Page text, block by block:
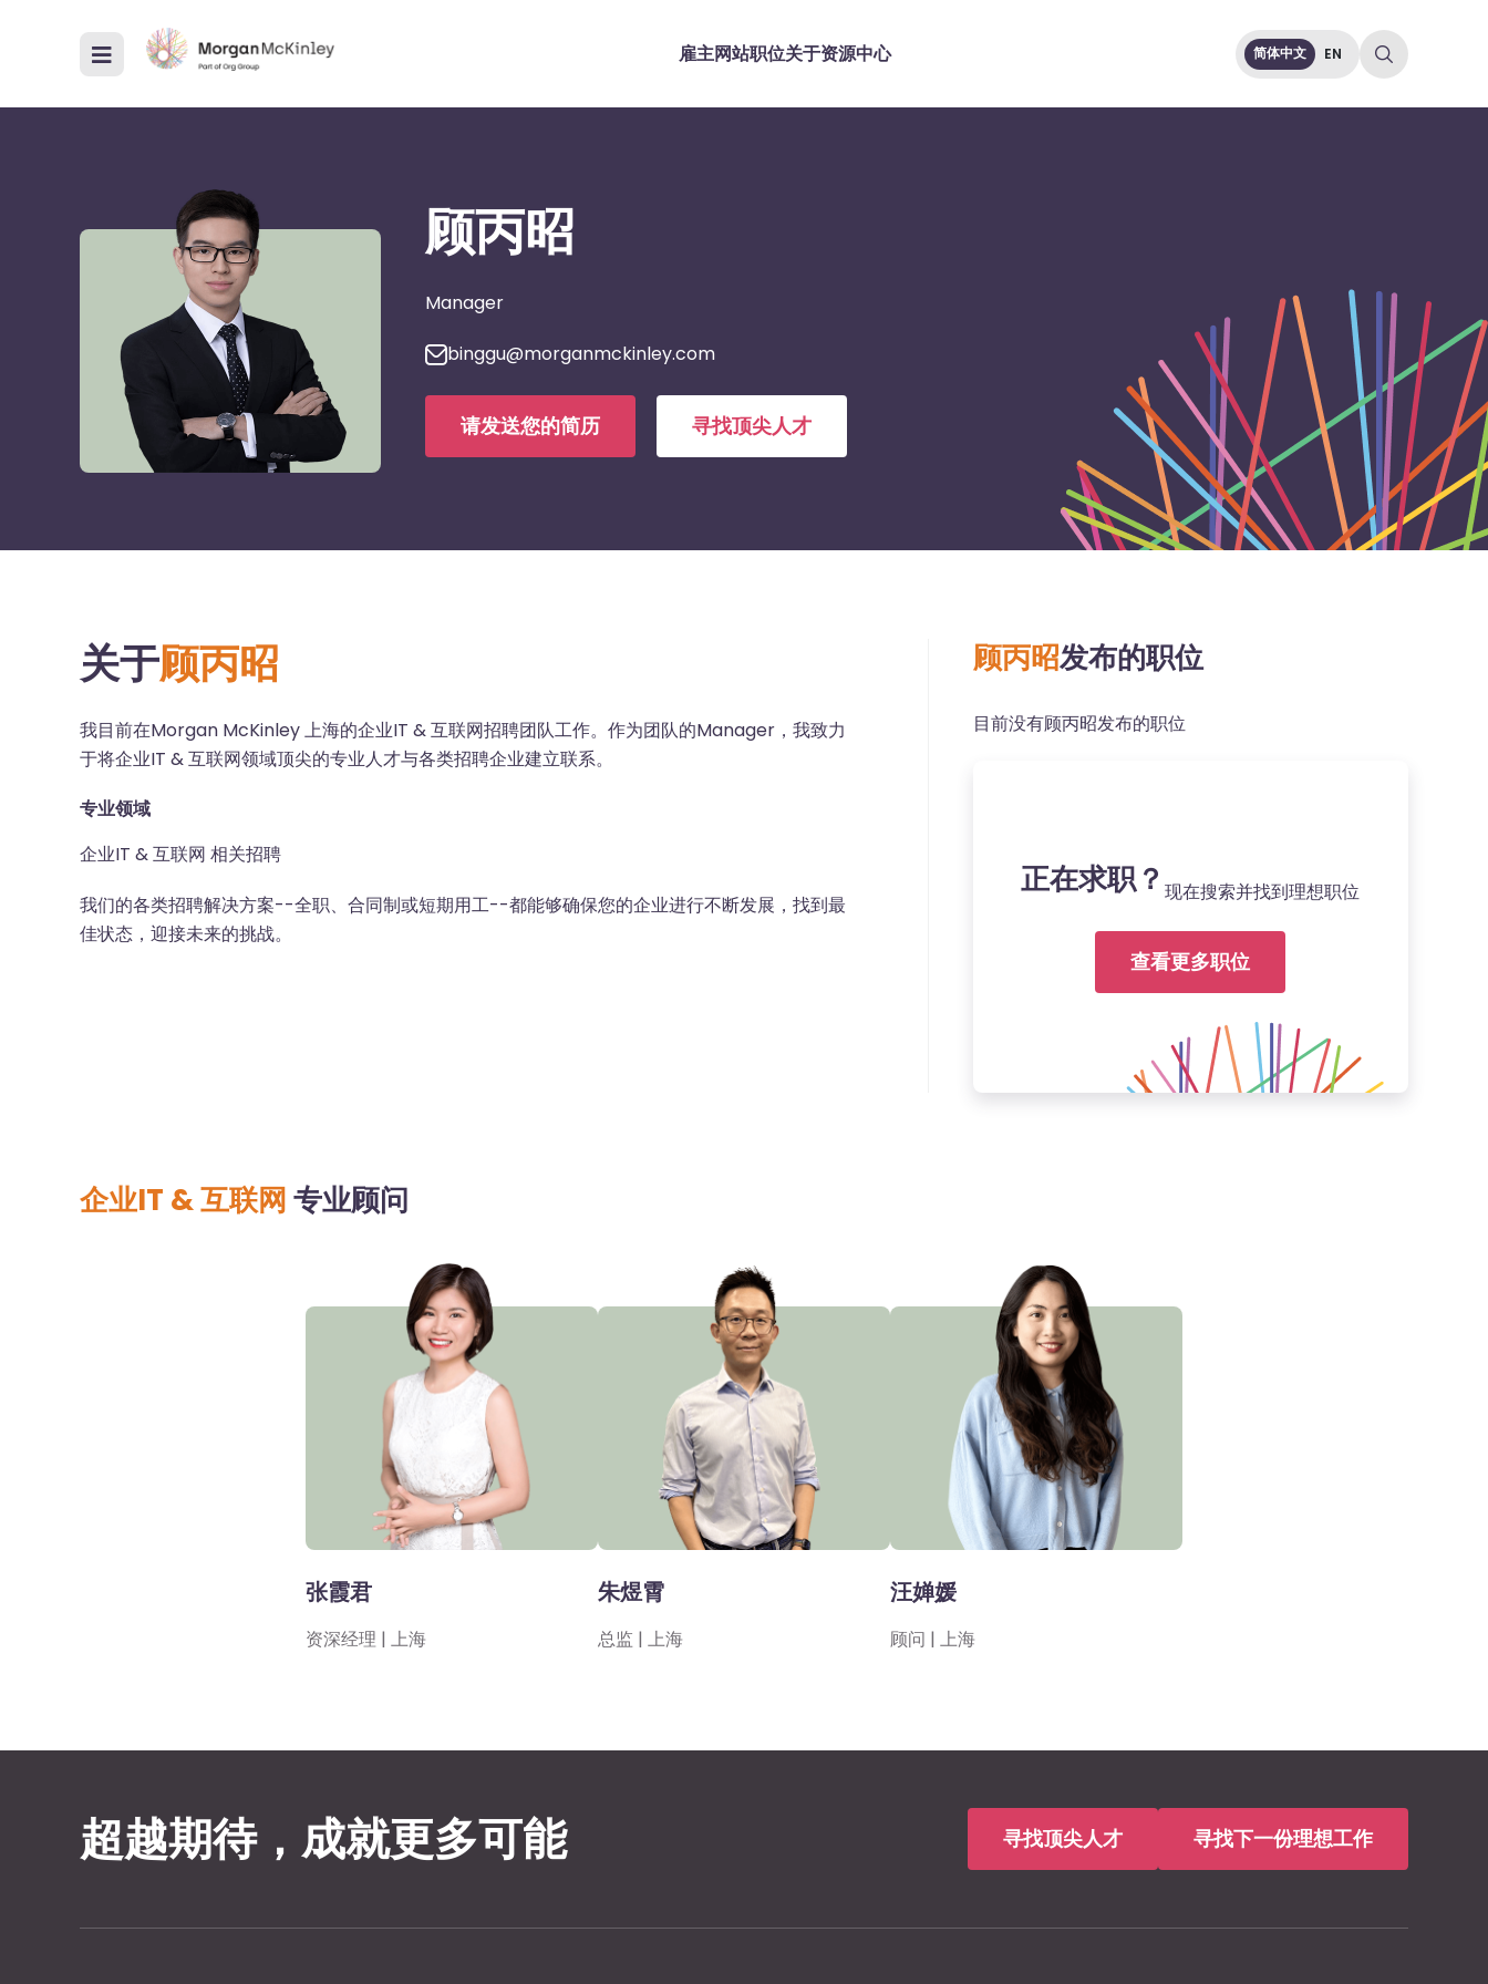
雇主网站职位关于资源中心 简体中文 EN
顾丙昭
Manager
binggu@morganmckinley.com
请发送您的简历 寻找顶尖人才
关于顾丙昭
我目前在Morgan McKinley 上海的企业IT & 互联网招聘团队工作。作为团队的Manager，我致力
于将企业IT & 互联网领域顶尖的专业人才与各类招聘企业建立联系。
专业领域
企业IT & 互联网 相关招聘
我们的各类招聘解决方案--全职、合同制或短期用工--都能够确保您的企业进行不断发展，找到最
佳状态，迎接未来的挑战。
顾丙昭发布的职位
目前没有顾丙昭发布的职位
正在求职？现在搜索并找到理想职位
查看更多职位
企业IT & 互联网专业顾问
张霞君
资深经理 | 上海
朱煜霄
总监 | 上海
汪婵媛
顾问 | 上海
超越期待，成就更多可能 寻找顶尖人才 寻找下一份理想工作